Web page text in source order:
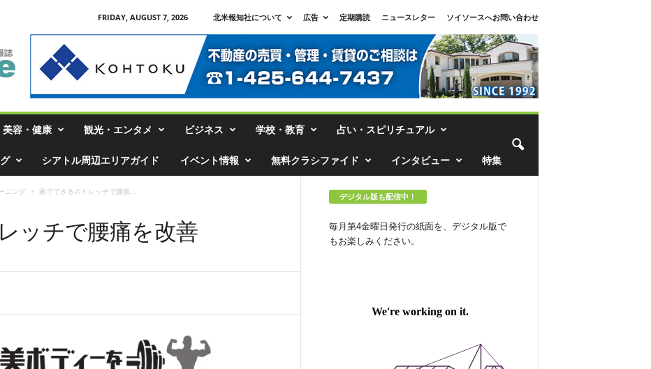
FRIDAY, AUGUST 7, 2026 北米報知社について 広告 定期購読 ニュースレター
ソイソースへお問い合わせ
美容・健康 観光・エンタメ ビジネス 学校・教育 占い・スピリチュアル
シアトル周辺エリアガイド イベント情報 無料クラシファイド インタビュー 特集
ニング 家でできるストレッチで腰痛...
ッチで腰痛を改善
デジタル版も配信中！
毎月第4金曜日発行の紙面を、デジタル版で
もお楽しみください。